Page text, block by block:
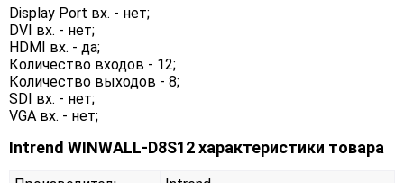
Display Port вх. - нет;
DVI вх. - нет;
HDMI вх. - да;
Количество входов - 12;
Количество выходов - 8;
SDI вх. - нет;
VGA вх. - нет;
Intrend WINWALL-D8S12 характеристики товара